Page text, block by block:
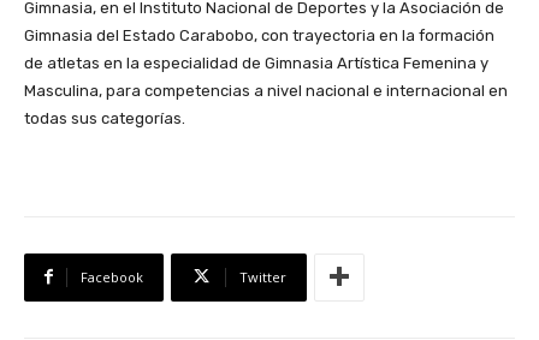
Gimnasia, en el Instituto Nacional de Deportes y la Asociación de
Gimnasia del Estado Carabobo, con trayectoria en la formación
de atletas en la especialidad de Gimnasia Artística Femenina y
Masculina, para competencias a nivel nacional e internacional en
todas sus categorías.
Facebook Twitter